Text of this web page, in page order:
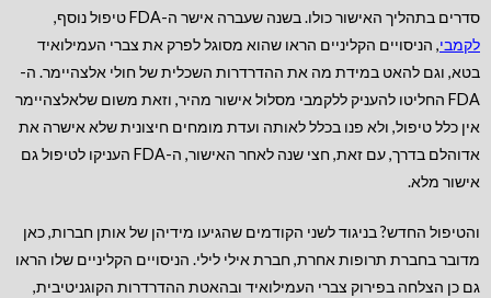
סדרים בתהליך האישור כולו. בשנה שעברה אישר ה-FDA טיפול נוסף,
לקמבי, הניסויים הקליניים הראו שהוא מסוגל לפרק את צברי העמילואיד
בטא, וגם להאט במידת מה את ההדרדרות השכלית של חולי אלצהיימר. ה-
FDA החליטו להעניק ללקמבי מסלול אישור מהיר, וזאת משום שלאלצהיימר
אין כלל טיפול, ולא פנו בכלל לאותה ועדת מומחים חיצונית שלא אישרה את
אדוהלם בדרך, עם זאת, חצי שנה לאחר האישור, ה-FDA העניקו לטיפול גם
אישור מלא.
והטיפול החדש? בניגוד לשני הקודמים שהגיעו מידיהן של אותן חברות, כאן
מדובר בחברת תרופות אחרת, חברת אילי לילי. הניסויים הקליניים שלו הראו
גם כן הצלחה בפירוק צברי העמילואיד ובהאטת ההדרדרות הקוגניטיבית,